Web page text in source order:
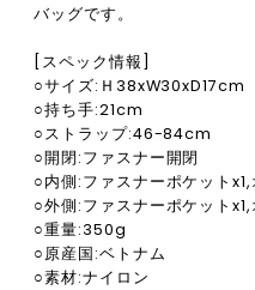
バッグです。
[スペック情報]
○サイズ:Ｈ38xW30xD17cm
○持ち手:21cm
○ストラップ:46-84cm
○開閉:ファスナー開閉
○内側:ファスナーポケット
○外側:ファスナーポケット
○重量:350g
○原産国:ベトナム
○素材:ナイロン